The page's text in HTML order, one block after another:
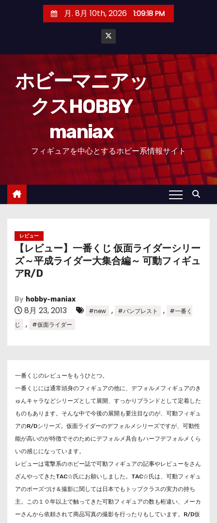
月. 8月 10th, 2026 1:09:20 PM
ホビーマニアッ
クスHOBBY
maniax
フィギュアを中心とするホビー系情報サイト
レビュー
【レビュー】一番くじ 仮面ライダーシリー
ズ～平成ライダー大集合編～ 可動フィギュ
アR/D
By hobby-maniax
8月 23, 2013 #new , #バンプレスト ,
#一番く
じ
, #仮面ライダー
一番くじのレビューをもうひとつ。
一番くじには通常頭身のフィギュアの他に、デフォルメフィギュアのき
ゅんキャラなどシリーズとして展開、すっかりブランドとして定着した
ものもあります。そんな中で今後の展開も要注目なのが、可動フィギュ
アのR/Dシリーズ。仮面ライダーのデフォルメシリーズですが、可動性
能が高いのが特徴でそのためにデフォルメ具合もハーフデフォルメくら
いの感じになっています。
レビューは電撃系のホビー誌で可動フィギュアの記事やレビューをさん
ざんやってきたTAC☆氏にお願いしました。TAC☆氏は、可動フィギュ
アのポーズづけ＆撮影に関しては日本でもトップクラスの実力の持ち
主。この１０年以上で触ってきた可動フィギュアの数も桁違い、メーカ
ーさんから依頼されて商品写真の撮影を行ったりもしています。R/D仮